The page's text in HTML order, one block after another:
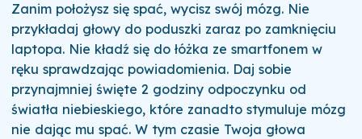
Zanim położysz się spać, wycisz swój mózg. Nie
przykładaj głowy do poduszki zaraz po zamknięciu
laptopa. Nie kładź się do łóżka ze smartfonem w
ręku sprawdzając powiadomienia. Daj sobie
przynajmniej święte 2 godziny odpoczynku od
światła niebieskiego, które zanadto stymuluje mózg
nie dając mu spać. W tym czasie Twoja głowa